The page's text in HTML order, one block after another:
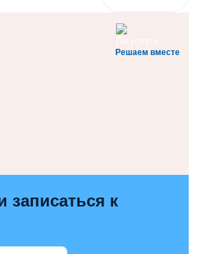
Решаем вместе
записаться к